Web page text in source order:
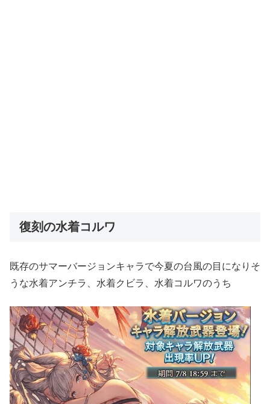
復刻の水着コルワ
既存のサマーバージョンキャラで今夏の台風の目になりそ
うな水着アンチラ、水着クビラ、水着コルワのうち